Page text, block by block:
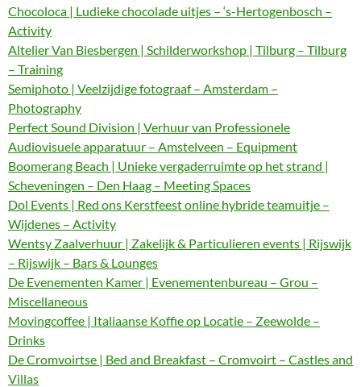
Chocoloca | Ludieke chocolade uitjes – ‘s-Hertogenbosch –
Activity
Altelier Van Biesbergen | Schilderworkshop | Tilburg – Tilburg
– Training
Semiphoto | Veelzijdige fotograaf – Amsterdam –
Photography
Perfect Sound Division | Verhuur van Professionele
Audiovisuele apparatuur – Amstelveen – Equipment
Boomerang Beach | Unieke vergaderruimte op het strand |
Scheveningen – Den Haag – Meeting Spaces
Dol Events | Red ons Kerstfeest online hybride teamuitje –
Wijdenes – Activity
Wentsy Zaalverhuur | Zakelijk & Particulieren events | Rijswijk
– Rijswijk – Bars & Lounges
De Evenementen Kamer | Evenementenbureau – Grou –
Miscellaneous
Movingcoffee | Italiaanse Koffie op Locatie – Zeewolde –
Drinks
De Cromvoirtse | Bed and Breakfast – Cromvoirt – Castles and
Villas